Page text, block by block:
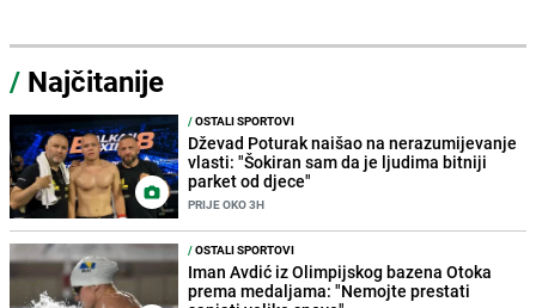
/ Najčitanije
/OSTALI SPORTOVI
Dževad Poturak naišao na nerazumijevanje
vlasti: "Šokiran sam da je ljudima bitniji
parket od djece"
PRIJE OKO 3H
/OSTALI SPORTOVI
Iman Avdić iz Olimpijskog bazena Otoka
prema medaljama: "Nemojte prestati